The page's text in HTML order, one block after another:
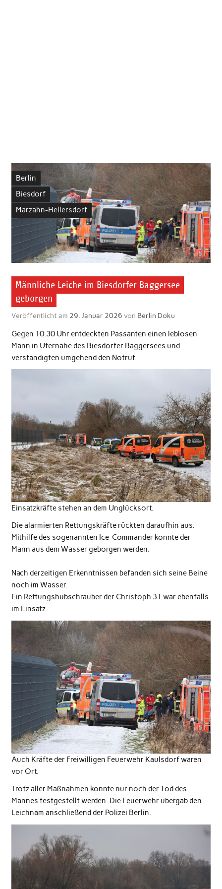
Berlin
Biesdorf
Marzahn-Hellersdorf
Männliche Leiche im Biesdorfer Baggersee
geborgen
Veröffentlicht am 29. Januar 2026 von Berlin Doku
Gegen 10.30 Uhr entdeckten Passanten einen leblosen
Mann in Ufernähe des Biesdorfer Baggersees und
verständigten umgehend den Notruf.
Einsatzkräfte stehen an dem Unglücksort.
Die alarmierten Rettungskräfte rückten daraufhin aus.
Mithilfe des sogenannten Ice-Commander konnte der
Mann aus dem Wasser geborgen werden.
Nach derzeitigen Erkenntnissen befanden sich seine Beine
noch im Wasser.
Ein Rettungshubschrauber der Christoph 31 war ebenfalls
im Einsatz.
Auch Kräfte der Freiwilligen Feuerwehr Kaulsdorf waren
vor Ort.
Trotz aller Maßnahmen konnte nur noch der Tod des
Mannes festgestellt werden. Die Feuerwehr übergab den
Leichnam anschließend der Polizei Berlin.